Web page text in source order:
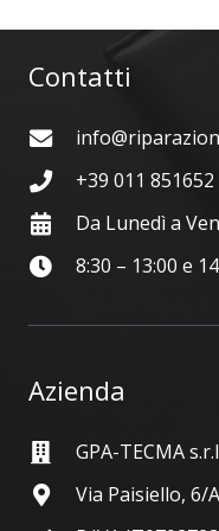
Contatti
+39 011 851652
Da Lunedì a
8:30 – 13:00 e
Azienda
GPA-TECMA
Via Paisiello, 6/